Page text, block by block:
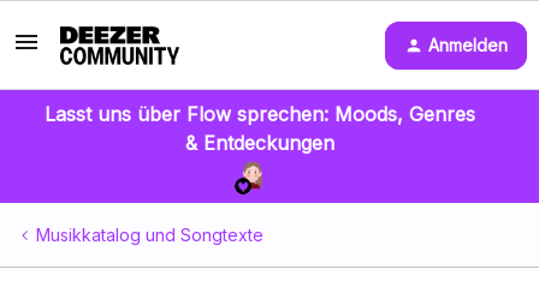
Anmelden
Lasst uns über Flow sprechen: Moods, Genres
& Entdeckungen
Musikkatalog und Songtexte